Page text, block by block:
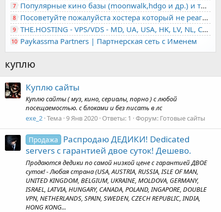
7 Популярные кино базы (moonwalk,hdgo и др.) и торренты в одном плеере для вашего сайта
8 Посоветуйте пожалуйста хостера который не реагирует на ркн
9 THE.HOSTING - VPS/VDS - MD, UA, USA, HK, LV, NL, CA, DE, SK, CZE, GB, IL, TR, PL, BG, RO, IT, FL, HU, PT.
10 Paykassma Partners | Партнерская сеть с Именем
куплю
Куплю сайты
Куплю сайты ( муз, кино, сериалы, порно ) с любой
посещаемостью. с блоками и без писать в лс
exe_2 Тема 9 Янв 2020 Ответы: 1 Форум: Готовые сайты
Продажа
Распродаю ДЕДИКИ! Dedicated
servers с гарантией двое суток! Дешево.
Продаются дедики по самой низкой цене с гарантией ДВОЕ
суток! - Любая страна (USA, AUSTRIA, RUSSIA, ISLE OF MAN,
UNITED KINGDOM, BELGIUM, UKRAINE, MOLDOVA, GERMANY,
ISRAEL, LATVIA, HUNGARY, CANADA, POLAND, INGAPORE, DOUBLE
VPN, NETHERLANDS, SPAIN, SWEDEN, CZECH REPUBLIC, INDIA,
HONG KONG...